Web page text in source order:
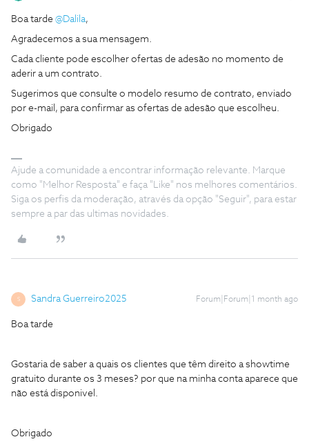
Boa tarde ​ @Dalila,
Agradecemos a sua mensagem.
Cada cliente pode escolher ofertas de adesão no momento de
aderir a um contrato.
Sugerimos que consulte o modelo resumo de contrato, enviado
por e-mail, para confirmar as ofertas de adesão que escolheu.
Obrigado
Ajude a comunidade a encontrar informação relevante. Marque
como "Melhor Resposta" e faça "Like" nos melhores comentários.
Siga os perfis da moderação, através da opção "Seguir", para estar
sempre a par das ultimas novidades.
S Sandra Guerreiro2025 Forum|Forum|1 month ago
Boa tarde
Gostaria de saber a quais os clientes que têm direito a showtime
gratuito durante os 3 meses? por que na minha conta aparece que
não está disponivel.
Obrigado